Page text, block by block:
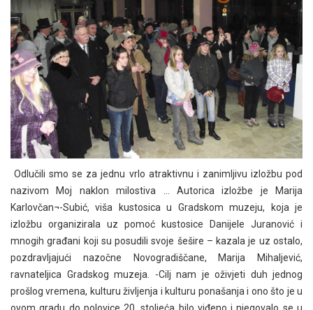
Odlučili smo se za jednu vrlo atraktivnu i zanimljivu izložbu pod
nazivom Moj naklon milostiva … Autorica izložbe je Marija
Karlovčan¬-Subić, viša kustosica u Gradskom muzeju, koja je
izložbu organizirala uz pomoć kustosice Danijele Juranović i
mnogih građani koji su posudili svoje šešire – kazala je uz ostalo,
pozdravljajući nazočne Novogradiščane, Marija Mihaljević,
ravnateljica Gradskog muzeja. -Cilj nam je oživjeti duh jednog
prošlog vremena, kulturu življenja i kulturu ponašanja i ono što je u